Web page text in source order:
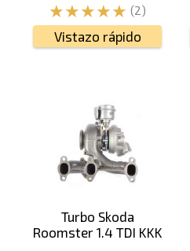
(2)
Vistazo rápido
Turbo Skoda
Roomster 1.4 TDI KKK